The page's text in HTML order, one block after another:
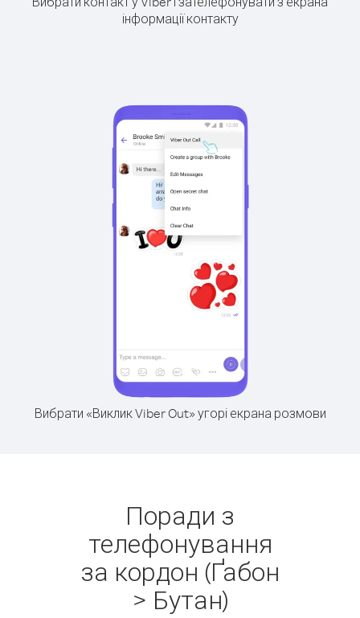
інформації контакту
Вибрати «Виклик Viber Out» угорі екрана розмови
Поради з
телефонування
за кордон (Ґабон
> Бутан)